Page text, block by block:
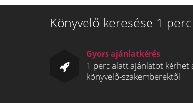
Könyvelő keresése 1
Gyors ajánlatkérés
1 perc alatt ajánlatot kérhet
könyvelő-szakemberektől